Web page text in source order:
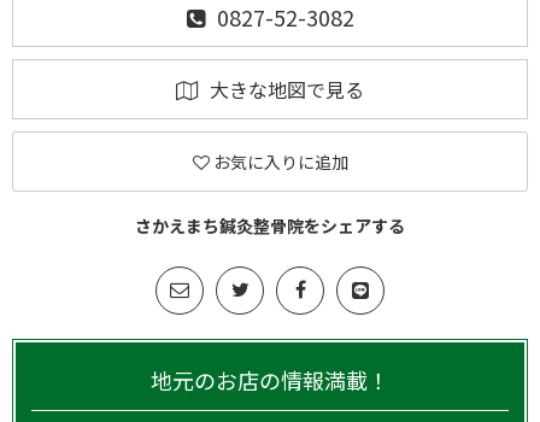
0827-52-3082
大きな地図で見る
お気に入りに追加
さかえまち鍼灸整骨院をシェアする
地元のお店の情報満載！